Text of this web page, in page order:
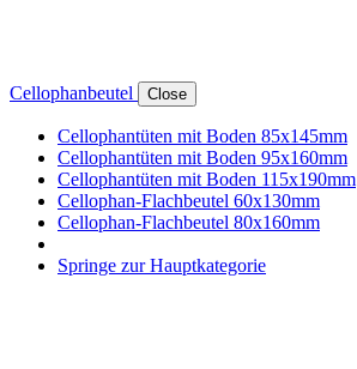
Cellophanbeutel Close
Cellophantüten mit Boden 85x145mm
Cellophantüten mit Boden 95x160mm
Cellophantüten mit Boden 115x190mm
Cellophan-Flachbeutel 60x130mm
Cellophan-Flachbeutel 80x160mm
Springe zur Hauptkategorie